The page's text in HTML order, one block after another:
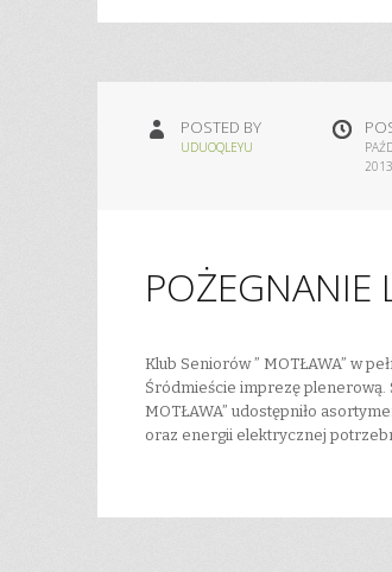
POSTED BY
UDUOQLEYU
2013
POŻEGNANIE
Klub Seniorów ” MOTŁAWA” w
Śródmieście imprezę plenerową.
MOTŁAWA” udostępniło
oraz energii elektrycznej